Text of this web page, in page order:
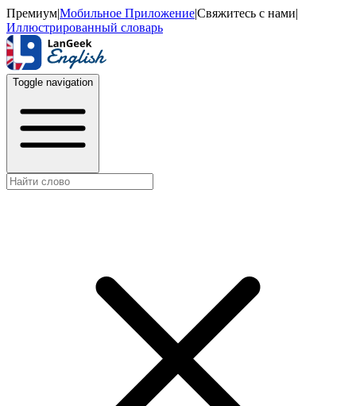
Премиум|Мобильное Приложение|Свяжитесь с нами|
Иллюстрированный словарь
Toggle navigation